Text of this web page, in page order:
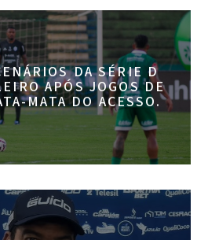
DA SÉRIE D
APÓS JOGOS DE
MATA DO ACESSO.